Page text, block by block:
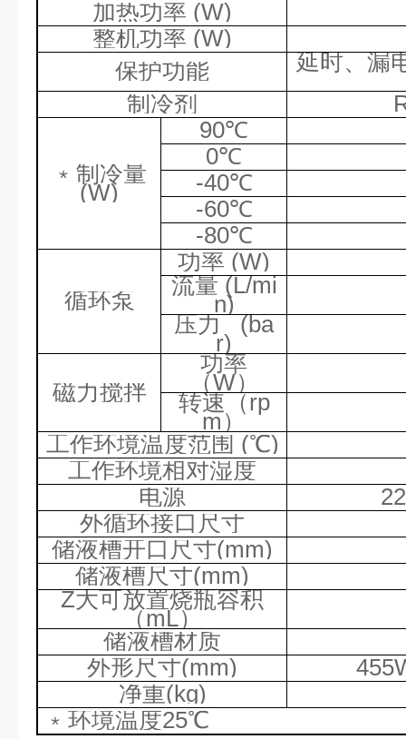
加热功率 (W)
整机功率 (W)
保护功能
延时、漏
制冷剂
﹡ 制冷量
(W)
90℃
0℃
-40℃
-60℃
-80℃
循环泵
功率 (W)
流量 (L/mi
n)
压力(ba
r)
磁力搅拌
功率
（W）
转速（rp
m）
工作环境温度范围 (℃)
工作环境相对湿度
电源
外循环接口尺寸
储液槽开口尺寸(mm)
储液槽尺寸(mm)
Z大可放置烧瓶容积
（mL）
储液槽材质
外形尺寸(mm)
净重(kg)
﹡环境温度25℃